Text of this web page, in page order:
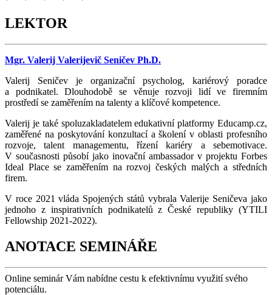
LEKTOR
Mgr. Valerij Valerijevič Seničev Ph.D.
Valerij Seničev je organizační psycholog, kariérový poradce
a podnikatel. Dlouhodobě se věnuje rozvoji lidí ve firemním
prostředí se zaměřením na talenty a klíčové kompetence.
Valerij je také spoluzakladatelem edukativní platformy Educamp.cz,
zaměřené na poskytování konzultací a školení v oblasti profesního
rozvoje, talent managementu, řízení kariéry a sebemotivace.
V současnosti působí jako inovační ambassador v projektu Forbes
Ideal Place se zaměřením na rozvoj českých malých a středních
firem.
V roce 2021 vláda Spojených států vybrala Valerije Seničeva jako
jednoho z inspirativních podnikatelů z České republiky (YTILI
Fellowship 2021-2022).
ANOTACE SEMINÁŘE
Online seminár Vám nabídne cestu k efektivnímu využití svého
potenciálu.